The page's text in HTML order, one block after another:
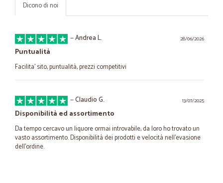
Dicono di noi
28/06/2026
—Andrea L.
Puntualità
Facilita’ sito, puntualità, prezzi competitivi
13/07/2025
—Claudio G.
Disponibilità ed assortimento
Da tempo cercavo un liquore ormai introvabile, da loro ho trovato un
vasto assortimento. Disponibilità dei prodotti e velocità nell'evasione
dell’ordine.